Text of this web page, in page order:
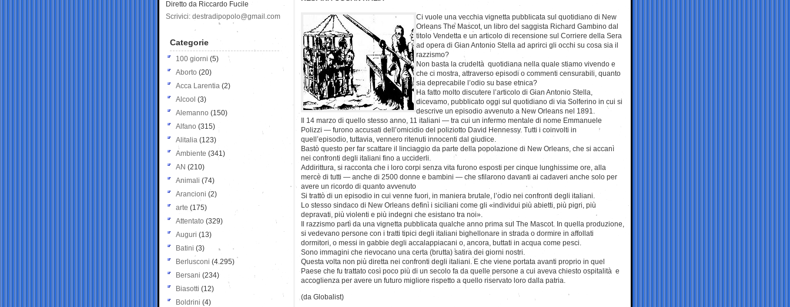
Ci vuole una vecchia vignetta pubblicata sul quotidiano di New
Orleans The Mascot, un libro del saggista Richard Gambino dal
titolo Vendetta e un articolo di recensione sul Corriere della Sera
ad opera di Gian Antonio Stella ad aprirci gli occhi su cosa sia il
razzismo?
Non basta la crudeltà quotidiana nella quale stiamo vivendo e
che ci mostra, attraverso episodi o commenti censurabili, quanto
sia deprecabile l’odio su base etnica?
Ha fatto molto discutere l’articolo di Gian Antonio Stella,
dicevamo, pubblicato oggi sul quotidiano di via Solferino in cui si
descrive un episodio avvenuto a New Orleans nel 1891.
Il 14 marzo di quello stesso anno, 11 italiani — tra cui un infermo mentale di nome Emmanuele
Polizzi — furono accusati dell’omicidio del poliziotto David Hennessy. Tutti i coinvolti in
quell’episodio, tuttavia, vennero ritenuti innocenti dal giudice.
Bastò questo per far scattare il linciaggio da parte della popolazione di New Orleans, che si accanì
nei confronti degli italiani fino a ucciderli.
Addirittura, si racconta che i loro corpi senza vita furono esposti per cinque lunghissime ore, alla
mercè di tutti — anche di 2500 donne e bambini — che sfilarono davanti ai cadaveri anche solo per
avere un ricordo di quanto avvenuto
Si trattò di un episodio in cui venne fuori, in maniera brutale, l’odio nei confronti degli italiani.
Lo stesso sindaco di New Orleans definì i siciliani come gli «individui più abietti, più pigri, più
depravati, più violenti e più indegni che esistano tra noi».
Il razzismo partì da una vignetta pubblicata qualche anno prima sul The Mascot. In quella produzione,
si vedevano persone con i tratti tipici degli italiani bighellonare in strada o dormire in affollati
dormitori, o messi in gabbie degli accalappiacani o, ancora, buttati in acqua come pesci.
Sono immagini che rievocano una certa (brutta) satira dei giorni nostri.
Questa volta non più diretta nei confronti degli italiani. E che viene portata avanti proprio in quel
Paese che fu trattato così poco più di un secolo fa da quelle persone a cui aveva chiesto ospitalità e
accoglienza per avere un futuro migliore rispetto a quello riservato loro dalla patria.
(da Globalist)
Diretto da Riccardo Fucile
Scrivici: destradipopolo@gmail.com
Categorie
100 giorni (5)
Aborto (20)
Acca Larentia (2)
Alcool (3)
Alemanno (150)
Alfano (315)
Alitalia (123)
Ambiente (341)
AN (210)
Animali (74)
Arancioni (2)
arte (175)
Attentato (329)
Auguri (13)
Batini (3)
Berlusconi (4.295)
Bersani (234)
Biasotti (12)
Boldrini (4)